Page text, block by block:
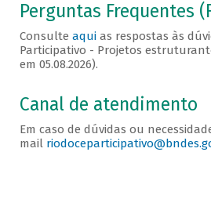
Perguntas Frequentes
Consulte aquias respostas às
Participativo - Projetos
em 05.08.2026).
Canal de atendimento
Em caso de dúvidas ou
mail